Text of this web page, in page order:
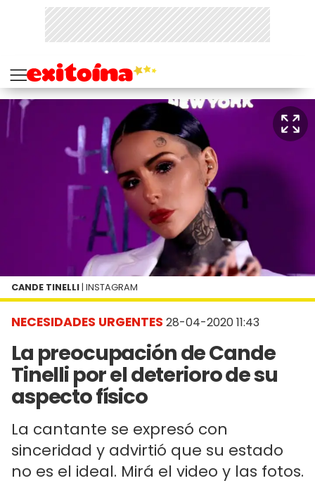
NECESIDADES URGENTES 28-04-2020 11:43
La preocupación de Cande
Tinelli por el deterioro de su
aspecto físico
La cantante se expresó con
sinceridad y advirtió que su estado
no es el ideal. Mirá el video y las fotos.
CANDE TINELLI | INSTAGRAM